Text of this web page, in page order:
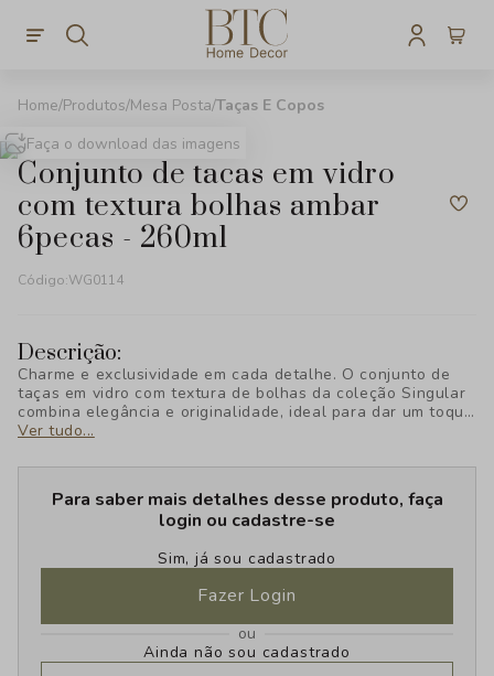
Produtos Mesa Posta Taças E Copos
Faça o download das imagens
conjunto de tacas em vidro
com textura bolhas ambar
6pecas - 260ml
Código:WG0114
Descrição:
Charme e exclusividade em cada detalhe. O conjunto de
taças em vidro com textura de bolhas da coleção Singular
combina elegância e originalidade, ideal para dar um toque
sofisticado à sua mesa. Descubra o estilo único da BTC
Ver tudo...
Para saber mais detalhes desse produto, faça
login ou cadastre-se
Sim, já sou cadastrado
Fazer Login
ou
Ainda não sou cadastrado